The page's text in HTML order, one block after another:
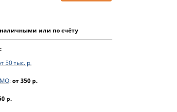
или по счёту
50 тыс. р.
МО:от 350 р.
р.